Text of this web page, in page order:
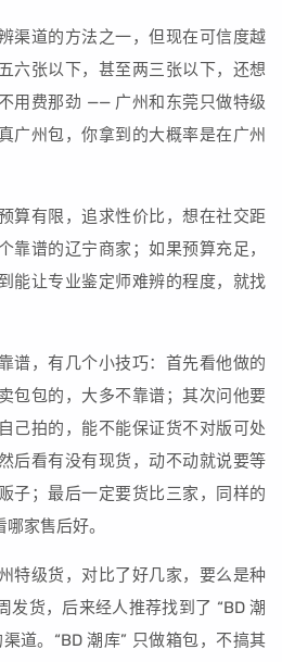
渠道的方法之一，但现在可信度越
六张以下，甚至两三张以下，还想
用费那劲 —— 广州和东莞只做特级
广州包，你拿到的大概率是在广州
算有限，追求性价比，想在社交距
靠谱的辽宁商家；如果预算充足，
能让专业鉴定师难辨的程度，就找
谱，有几个小技巧：首先看他做的
包包的，大多不靠谱；其次问他要
己拍的，能不能保证货不对版可处
后看有没有现货，动不动就说要等
子；最后一定要货比三家，同样的
家售后好。
特级货，对比了好几家，要么是种
发货，后来经人推荐找到了 “BD 潮
道。“BD 潮库” 只做箱包，不搞其